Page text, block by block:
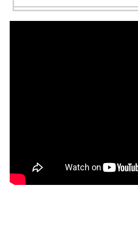
경추관협착증
척추분리증